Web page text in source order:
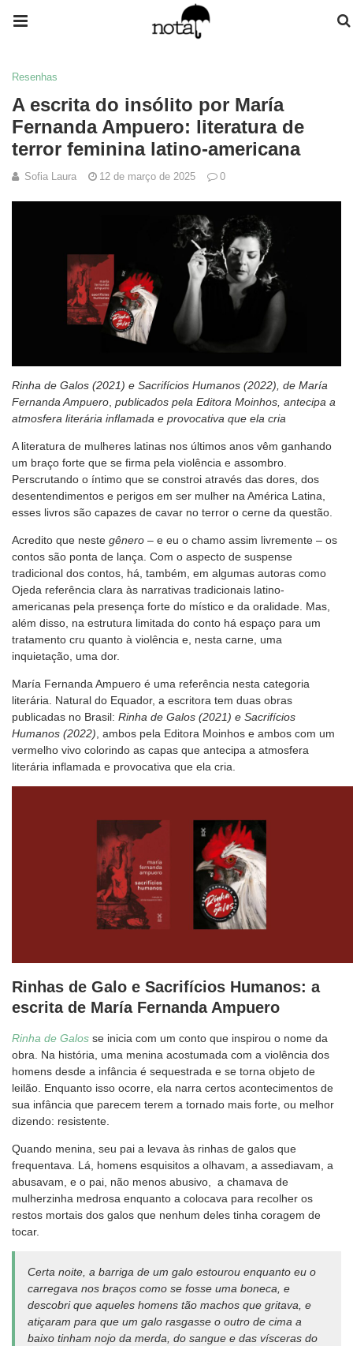
Resenhas
A escrita do insólito por María
Fernanda Ampuero: literatura de
terror feminina latino-americana
Sofia Laura 12 de março de 2025 0
Rinha de Galos (2021) e Sacrifícios Humanos (2022), de María
Fernanda Ampuero publicados pela Editora Moinhos, antecipa a
atmosfera literária inflamada e provocativa que ela cria
A literatura de mulheres latinas nos últimos anos vêm ganhando
um braço forte que se firma pela violência e assombro.
Perscrutando o íntimo que se constroi através das dores, dos
desentendimentos e perigos em ser mulher na América Latina,
esses livros são capazes de cavar no terror o cerne da questão.
Acredito que neste gênero – e eu o chamo assim livremente – os
contos são ponta de lança. Com o aspecto de suspense
tradicional dos contos, há, também, em algumas autoras como
Ojeda referência clara às narrativas tradicionais latino-
americanas pela presença forte do místico e da oralidade. Mas,
além disso, na estrutura limitada do conto há espaço para um
tratamento cru quanto à violência e, nesta carne, uma
inquietação, uma dor.
María Fernanda Ampuero é uma referência nesta categoria
literária. Natural do Equador, a escritora tem duas obras
publicadas no Brasil: Rinha de Galos (2021) e Sacrifícios
Humanos (2022) , ambos pela Editora Moinhos e ambos com um
vermelho vivo colorindo as capas que antecipa a atmosfera
literária inflamada e provocativa que ela cria.
Rinhas de Galo e Sacrifícios Humanos: a
escrita de María Fernanda Ampuero
Rinha de Galos se inicia com um conto que inspirou o nome da
obra. Na história, uma menina acostumada com a violência dos
homens desde a infância é sequestrada e se torna objeto de
leilão. Enquanto isso ocorre, ela narra certos acontecimentos de
sua infância que parecem terem a tornado mais forte, ou melhor
dizendo: resistente.
Quando menina, seu pai a levava às rinhas de galos que
frequentava. Lá, homens esquisitos a olhavam, a assediavam, a
abusavam, e o pai, não menos abusivo, a chamava de
mulherzinha medrosa enquanto a colocava para recolher os
restos mortais dos galos que nenhum deles tinha coragem de
tocar.
Certa noite, a barriga de um galo estourou enquanto eu o
carregava nos braços como se fosse uma boneca, e
descobri que aqueles homens tão machos que gritava, e
atiçaram para que um galo rasgasse o outro de cima a
baixo tinham nojo da merda, do sangue e das vísceras do